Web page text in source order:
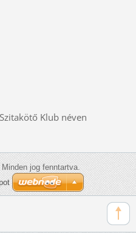
Klub néven
jog fenntartva.